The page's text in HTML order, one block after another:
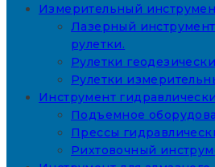
Измерительный
Лазерный
рулетки.
Рулетки
Рулетки
Инструмент
Подъемное
Прессы
Рихтовочный